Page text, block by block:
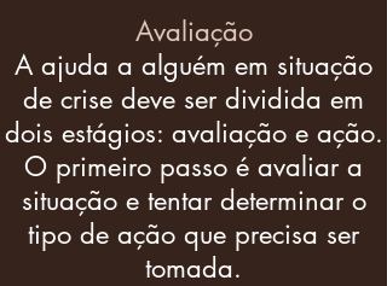
Avaliação
A ajuda a alguém em situação
de crise deve ser dividida em
dois estágios: avaliação e ação.
O primeiro passo é avaliar a
situação e tentar determinar o
tipo de ação que precisa ser
tomada.